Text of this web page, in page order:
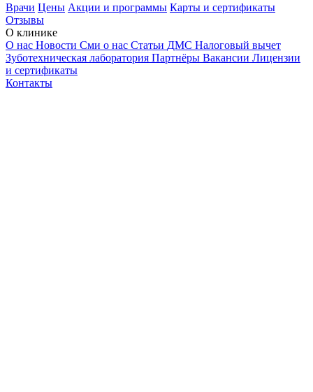
Врачи Цены Акции и программы Карты и сертификаты
Отзывы
О клинике
О нас Новости Сми о нас Статьи ДМС Налоговый вычет
Зуботехническая лаборатория Партнёры Вакансии Лицензии
и сертификаты
Контакты